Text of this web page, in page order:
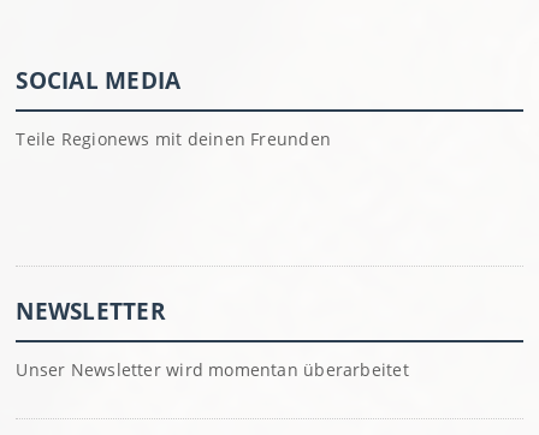
SOCIAL MEDIA
Teile Regionews mit deinen Freunden
NEWSLETTER
Unser Newsletter wird momentan überarbeitet